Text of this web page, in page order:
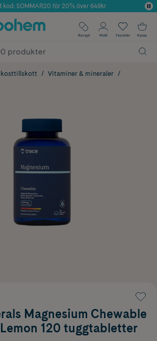
Årets Butik 2025 inom Skönhet
kod: SOMMAR20 för 20% över 649kr
✓ Fri frakt
✓ Poäng på alla köp*
Recept Profil Favoriter Kassa
kosttillskott Vitaminer & mineraler
Magnesium Chewable
120 tuggtabletter